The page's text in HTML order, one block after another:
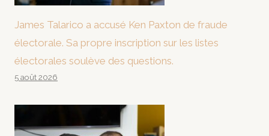
James Talarico a accusé Ken Paxton de fraude
électorale. Sa propre inscription sur les listes
électorales soulève des questions.
5 août 2026